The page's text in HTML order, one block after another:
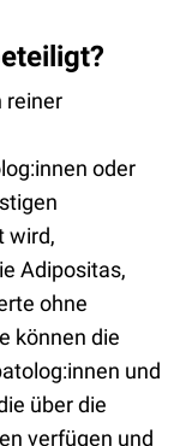
reiner
oder
wird,
Adipositas,
ohne
können die
und
über die
verfügen und